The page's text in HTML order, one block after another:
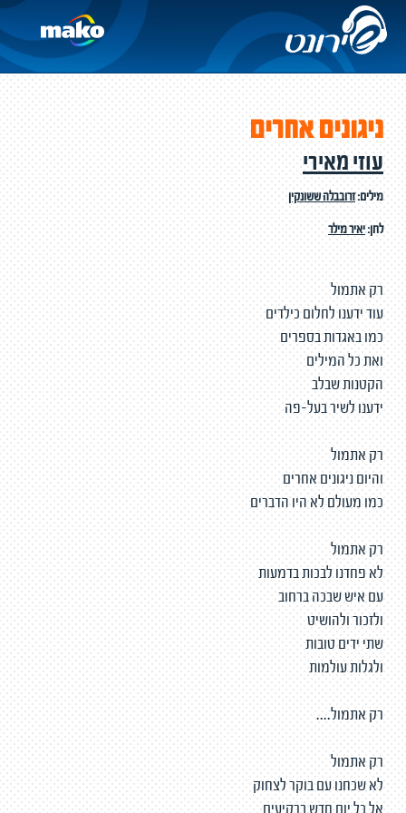
ניגונים אחרים
עוזי מאירי
מילים:זרובבלה ששונקין
לחן:יאיר מילר
רק אתמול
עוד ידענו לחלום כילדים
כמו באגדות בספרים
ואת כל המילים
הקטנות שבלב
ידענו לשיר בעל-פה
רק אתמול
והיום ניגונים אחרים
כמו מעולם לא היו הדברים
רק אתמול
לא פחדנו לבכות בדמעות
עם איש שבכה ברחוב
ולזכור ולהושיט
שתי ידים טובות
ולגלות עולמות
רק אתמול....
רק אתמול
לא שכחנו עם בוקר לצחוק